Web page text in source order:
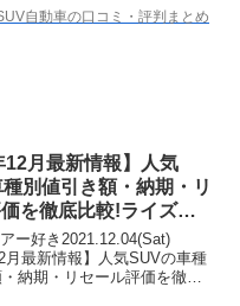
自動車の口コミ・評判まとめ
12月最新情報】人気
別値引き額・納期・リ
を徹底比較!ライズ・
ル・ハリアー・ランク
ド・ヤリスクロス・
ローラクロス・キック
ー好き2021.12.04(Sat)
月最新情報】人気SUVの車種
納期・リセール評価を徹底